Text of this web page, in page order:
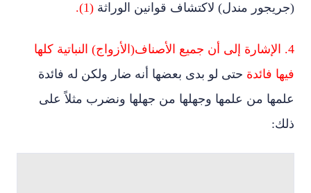
(جريجور مندل) لاكتشاف قوانين الوراثة(1).
4. الإشارة إلى أن جميع الأصناف(الأزواج) النباتية كلها
فيها فائدةحتى لو بدى بعضها أنه ضار ولكن له فائدة
علمها من علمها وجهلها من جهلها ونضرب مثلاً على
ذلك: